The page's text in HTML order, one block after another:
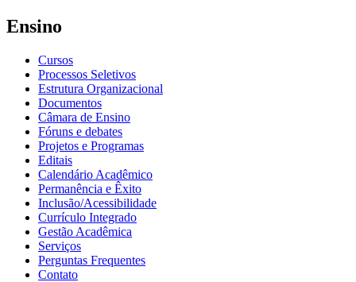
Ensino
Cursos
Processos Seletivos
Estrutura Organizacional
Documentos
Câmara de Ensino
Fóruns e debates
Projetos e Programas
Editais
Calendário Acadêmico
Permanência e Êxito
Inclusão/Acessibilidade
Currículo Integrado
Gestão Acadêmica
Serviços
Perguntas Frequentes
Contato